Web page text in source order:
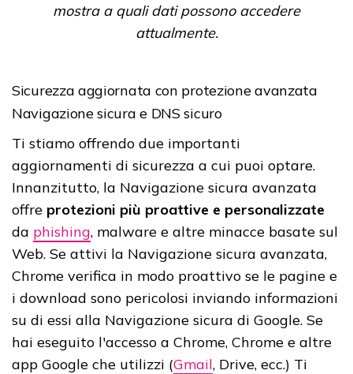
mostra a quali dati possono accedere
attualmente.
Sicurezza aggiornata con protezione avanzata
Navigazione sicura e DNS sicuro
Ti stiamo offrendo due importanti
aggiornamenti di sicurezza a cui puoi optare.
Innanzitutto, la Navigazione sicura avanzata
offre protezioni più proattive e personalizzate
da phishing, malware e altre minacce basate sul
Web. Se attivi la Navigazione sicura avanzata,
Chrome verifica in modo proattivo se le pagine e
i download sono pericolosi inviando informazioni
su di essi alla Navigazione sicura di Google. Se
hai eseguito l'accesso a Chrome, Chrome e altre
app Google che utilizzi (Gmail, Drive, ecc.) Ti